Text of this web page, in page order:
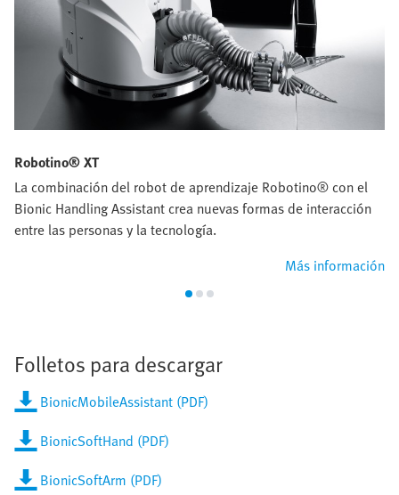
Robotino® XT
La combinación del robot de aprendizaje Robotino® con el
Bionic Handling Assistant crea nuevas formas de interacción
entre las personas y la tecnología.
Más información
Folletos para descargar
BionicMobileAssistant (PDF)
BionicSoftHand (PDF)
BionicSoftArm (PDF)